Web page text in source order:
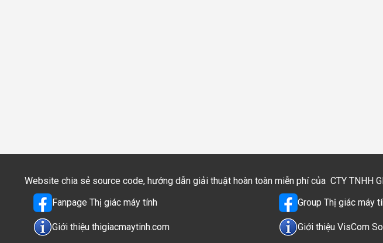
Website chia sẻ source code, hướng dẫn giải thuật hoàn toàn miễn phí của CTY TNHH
Fanpage Thị giác máy tính
Group Thị giác máy
Giới thiệu thigiacmaytinh.com Giới thiệu VisCom